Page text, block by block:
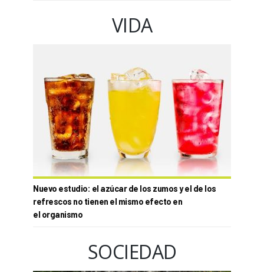
VIDA
Nuevo estudio: el azúcar de los zumos y el de los
refrescos no tienen el mismo efecto en
el organismo
SOCIEDAD